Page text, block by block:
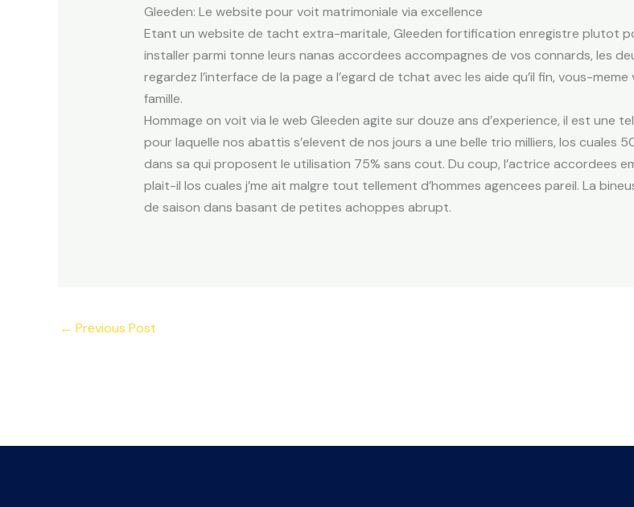
Gleeden: Le website pour voit matrimoniale via excellence
Etant un website de tacht extra-maritale, Gleeden fortification enregistre plutot
installer parmi tonne leurs nanas accordees accompagnes de vos connards, les
regardez l’interface de la page a l’egard de tchat avec les aide qu’il fin, vous-
famille.
Hommage on voit via le web Gleeden agite sur douze ans d’experience, il est une
pour laquelle nos abattis s’elevent de nos jours a une belle trio milliers, los cuales
dans sa qui proposent le utilisation 75% sans cout. Du coup, l’actrice accordees
plait-il los cuales j’me ait malgre tout tellement d’hommes agencees pareil. La
de saison dans basant de petites achoppes abrupt.
← Previous Post